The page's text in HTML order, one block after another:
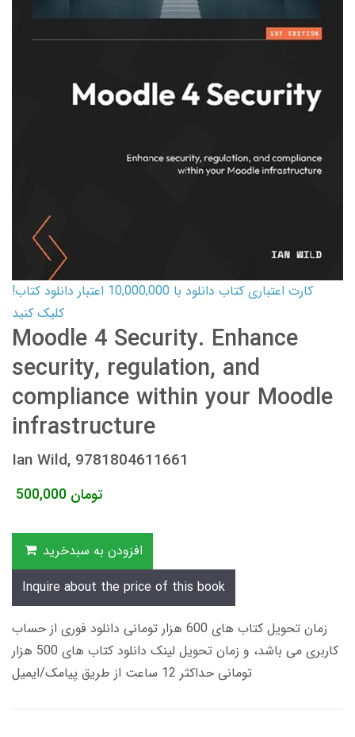
کارت اعتباری کتاب دانلود با 10,000,000 اعتبار دانلود کتاب!
کلیک کنید
Moodle 4 Security. Enhance
security, regulation, and
compliance within your Moodle
infrastructure
Ian Wild, 9781804611661
500,000 تومان
افزودن به سبدخرید
Inquire about the price of this book
زمان تحویل کتاب های 600 هزار تومانی دانلود فوری از حساب
کاربری می باشد، و زمان تحویل لینک دانلود کتاب های 500 هزار
تومانی حداکثر 12 ساعت از طریق پیامک/ایمیل